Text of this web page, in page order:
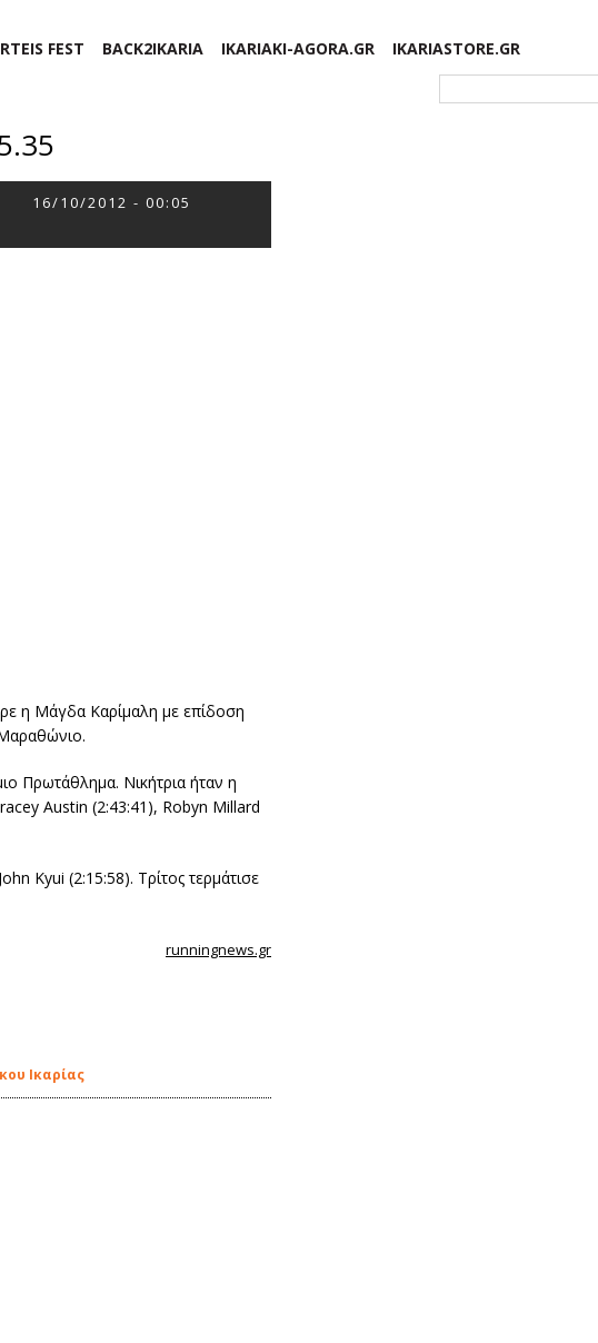
FEST BACK2IKARIA IKARIAKI-AGORA.GR
IKARIASTORE.GR
16/10/2012 - 00:05
η Μάγδα Καρίμαλη με επίδοση
Πρωτάθλημα. Νικήτρια ήταν η
Austin (2:43:41), Robyn Millard
Kyui (2:15:58). Τρίτος τερμάτισε
runningnews.gr
Ικαρίας